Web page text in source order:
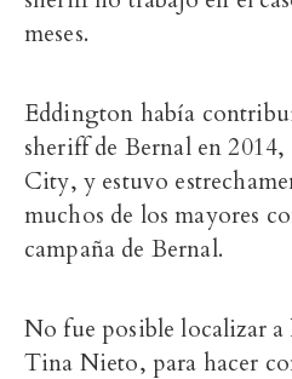
meses.
Eddington había
sheriff de Bernal en
City, y estuvo
muchos de los mayores
campaña de Bernal.
No fue posible localizar a
Tina Nieto, para hacer